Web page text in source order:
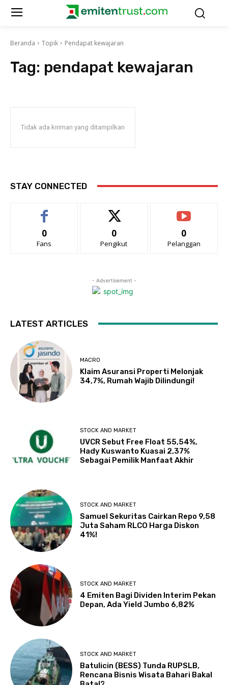
Beranda Topik Pendapat kewajaran
Tag: pendapat kewajaran
Tidak ada kiriman yang ditampilkan
STAY CONNECTED
0
Fans
0
Pengikut
0
Pelanggan
- Advertisement -
LATEST ARTICLES
MACRO
Klaim Asuransi Properti Melonjak
34,7%, Rumah Wajib Dilindungi!
STOCK AND MARKET
UVCR Sebut Free Float 55,54%,
Hady Kuswanto Kuasai 2,37%
Sebagai Pemilik Manfaat Akhir
STOCK AND MARKET
Samuel Sekuritas Cairkan Repo 9,58
Juta Saham RLCO Harga Diskon
41%!
STOCK AND MARKET
4 Emiten Bagi Dividen Interim Pekan
Depan, Ada Yield Jumbo 6,82%
STOCK AND MARKET
Batulicin (BESS) Tunda RUPSLB,
Rencana Bisnis Wisata Bahari Bakal